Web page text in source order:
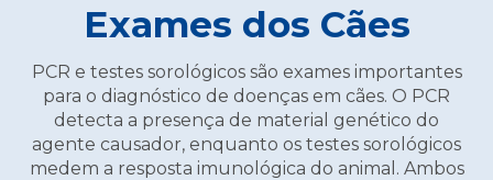
Exames dos Cães
PCR e testes sorológicos são exames importantes
para o diagnóstico de doenças em cães. O PCR
detecta a presença de material genético do
agente causador, enquanto os testes sorológicos
medem a resposta imunológica do animal. Ambos